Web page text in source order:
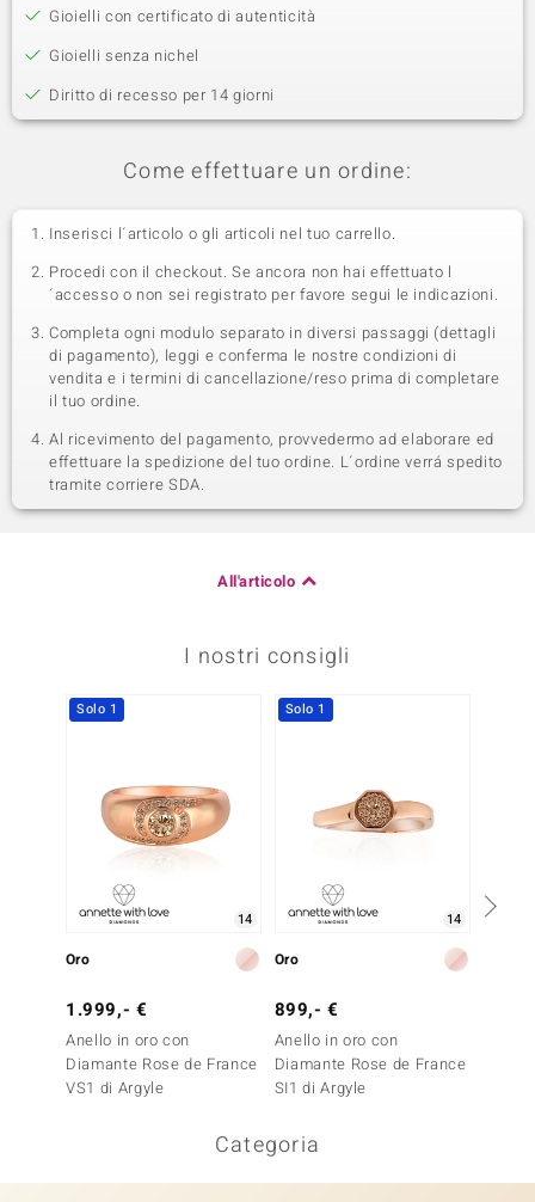
Gioielli con certificato di autenticità
Gioielli senza nichel
Diritto di recesso per 14 giorni
Come effettuare un ordine:
Inserisci l´articolo o gli articoli nel tuo carrello.
Procedi con il checkout. Se ancora non hai effettuato l
´accesso o non sei registrato per favore segui le indicazioni.
Completa ogni modulo separato in diversi passaggi (dettagli
di pagamento), leggi e conferma le nostre condizioni di
vendita e i termini di cancellazione/reso prima di completare
il tuo ordine.
Al ricevimento del pagamento, provvedermo ad elaborare ed
effettuare la spedizione del tuo ordine. L´ordine verrá spedito
tramite corriere SDA.
All'articolo
I nostri consigli
Solo 1
14
Oro
1.999,- €
Anello in oro con
Diamante Rose de France
VS1 di Argyle
Solo 1
14
Oro
899,- €
Anello in oro con
Diamante Rose de France
SI1 di Argyle
Categoria